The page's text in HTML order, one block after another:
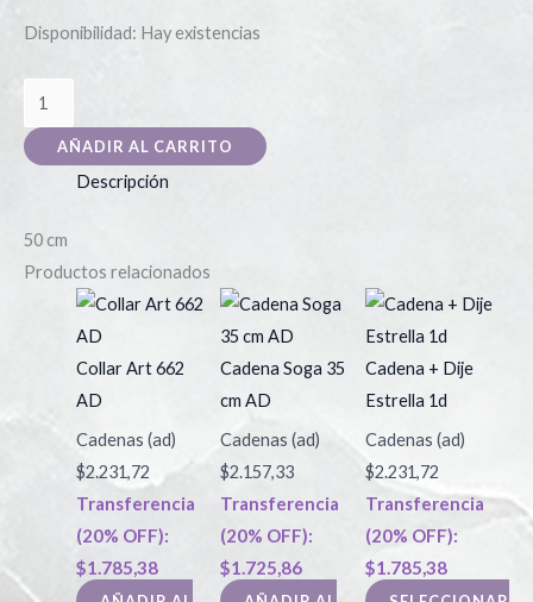
Disponibilidad: Hay existencias
AÑADIR AL CARRITO
Descripción
50 cm
Productos relacionados
Collar Art 662
AD
Cadenas (ad)
$2.231,72
Transferencia
(20% OFF):
$1.785,38
Cadena Soga 35
cm AD
Cadenas (ad)
$2.157,33
Transferencia
(20% OFF):
$1.725,86
Cadena + Dije
Estrella 1d
Cadenas (ad)
$2.231,72
Transferencia
(20% OFF):
$1.785,38
Este
elegir